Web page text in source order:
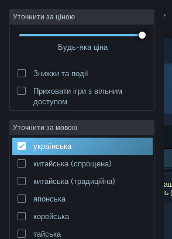
Увійти
Крамниця
Інформація
Підтримка
Змінити мову
Переглянути повну версію
Уточнити за ціною
Будь-яка ціна
Знижки та події
Приховати ігри з вільним
доступом
Уточнити за мовою
українська
китайська (спрощена)
китайська (традиційна)
японська
корейська
тайська
Розробник: 773
Упорядкувати за доречністю
Результатів вашого пошуку: 0. Відповідно до
уподобань було виключено кілька найменувань